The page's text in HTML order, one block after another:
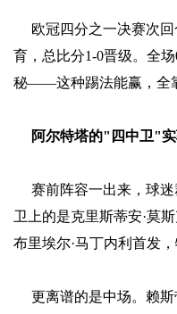
欧冠四分之一决赛次
育，总比分1-0晋级。全
秘——这种踢法能赢，全
阿尔特塔的"四中卫"
赛前阵容一出来，球
卫上的是克里斯蒂安·莫
布里埃尔·马丁内利首发，
更离谱的是中场。赖